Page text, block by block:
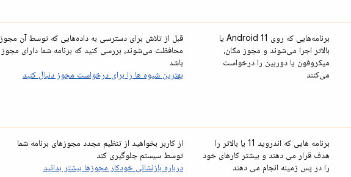
برنامه‌هایی که روی Android 11 یا
بالاتر اجرا می‌شوند و مجوز مکان،
میکروفون یا دوربین را درخواست
می‌کنند
قبل از تلاش برای دسترسی به داده‌هایی که توسط آن مجوز
محافظت می‌شوند، بررسی کنید که برنامه شما دارای مجوز
باشد
بهترین شیوه ها را برای درخواست مجوز دنبال کنید
برنامه هایی که اندروید 11 یا بالاتر را
هدف قرار می دهند و بیشتر کارهای خود
را در پس زمینه انجام می دهند
از کاربر بخواهید از تنظیم مجدد مجوزهای برنامه شما
توسط سیستم جلوگیری کند
درباره بازنشانی خودکار مجوزها بیشتر بدانید